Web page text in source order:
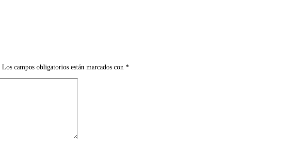
Los campos obligatorios están marcados con *